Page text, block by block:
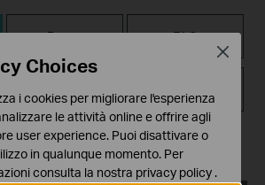
Driver FAQ
Choices
i cookies per migliorare l'esperienza
le attività online e offrire agli
user experience. Puoi disattivare o
in qualunque momento. Per
consulta la nostra privacy policy .
Close